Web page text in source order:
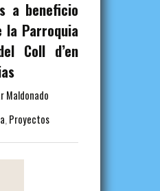
a beneficio
la Parroquia
Coll d’en
Maldonado
, Proyectos